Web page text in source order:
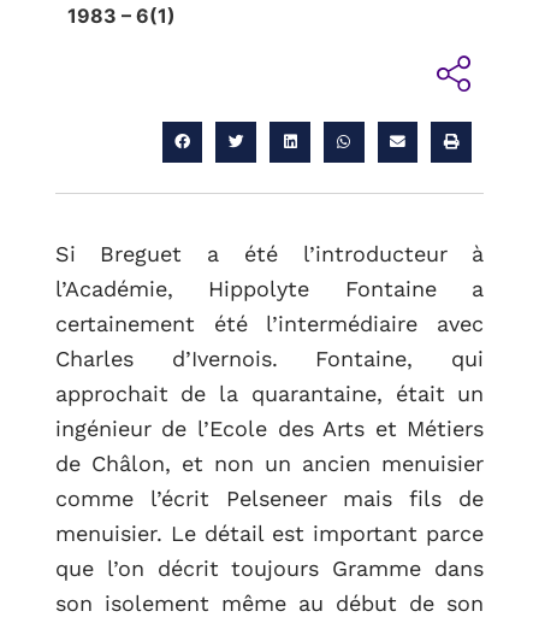
1983 – 6(1)
Si Breguet a été l’introducteur à
l’Académie, Hippolyte Fontaine a
certainement été l’intermédiaire avec
Charles d’Ivernois. Fontaine, qui
approchait de la quarantaine, était un
ingénieur de l’Ecole des Arts et Métiers
de Châlon, et non un ancien menuisier
comme l’écrit Pelseneer mais fils de
menuisier. Le détail est important parce
que l’on décrit toujours Gramme dans
son isolement même au début de son